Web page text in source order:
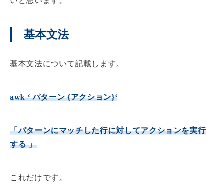
基本文法
基本文法について記載します。
awk ‘ パターン{アクション}‘
「パターンにマッチした行に対してアクションを実行
する 」
これだけです。